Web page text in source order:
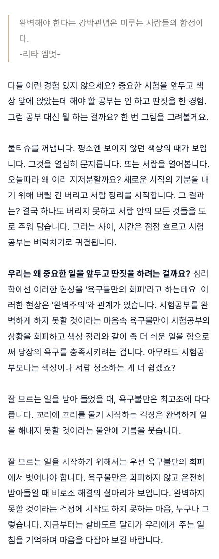
완벽해야 한다는 강박관념은 미루는 사람들의 함정이
다.
-리타 엠멋-
다들 이런 경험 있지 않으세요? 중요한 시험을 앞두고 책
상 앞에 앉았는데 해야 할 공부는 안 하고 딴짓을 한 경험.
그럼 공부 대신 뭘 하는 걸까요? 한 번 그림을 그려볼게요.
물티슈를 꺼냅니다. 평소엔 보이지 않던 책상의 때가 보입
니다. 그것을 열심히 문지릅니다. 또는 서랍을 열어봅니다.
오늘따라 왜 이리 지저분할까요? 새로운 시작의 기분을 내
기 위해 버릴 건 버리고 서랍 정리를 시작합니다. 그 결과
는? 결국 하나도 버리지 못하고 서랍 안의 모든 것들을 도
로 주워 담습니다. 그러는 사이, 시간은 점점 흐르고 시험
공부는 벼락치기로 귀결됩니다.
우리는 왜 중요한 일을 앞두고 딴짓을 하려는 걸까요? 심리
학에선 이러한 현상을 '욕구불만의 회피'라고 하는데요. 이
러한 현상은 '완벽주의'와 관계가 있습니다. 시험공부를 완
벽하게 하지 못할 것이라는 마음속 욕구불만이 시험공부의
상황을 회피하고 책상 정리와 같이 좀 더 쉬운 일을 함으로
써 당장의 욕구를 충족시키려는 겁니다. 아무래도 시험공
부보다는 책상이나 서랍 청소하는 게 더 쉽겠죠?
잘 모르는 일을 받아 들었을 때, 욕구불만은 최고조에 다다
릅니다. 꼬리에 꼬리를 물기 시작하는 걱정은 완벽하게 일
을 해내지 못할 것이라는 불안에 기름을 붓습니다.
잘 모르는 일을 시작하기 위해서는 우선 욕구불만의 회피
에서 벗어나야 합니다. 욕구불만은 회피하지 않고 온전히
받아들일 때 비로소 해결의 실마리가 보입니다. 완벽하지
못할 것이라는 걱정에 시작도 하지 못하는 마음, 누구나 그
렇습니다. 지금부터는 살바도르 달리가 우리에게 주는 일
침을 기억하며 마음을 다잡아 보길 바랍니다.